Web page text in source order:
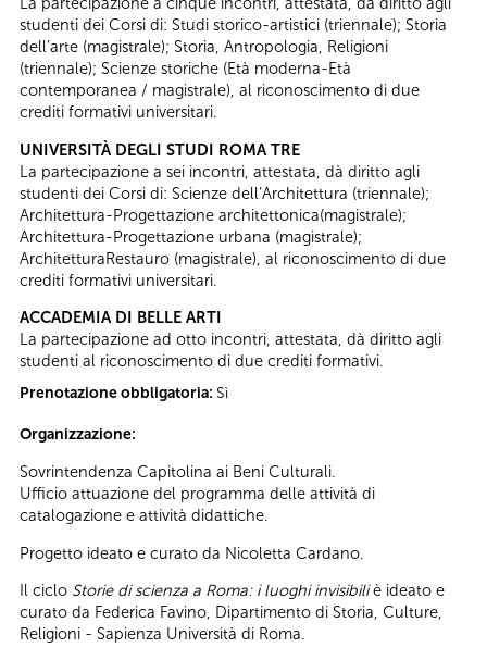
studenti dei Corsi di: Studi storico-artistici (triennale); Storia
dell’arte (magistrale); Storia, Antropologia, Religioni
(triennale); Scienze storiche (Età moderna-Età
contemporanea / magistrale), al riconoscimento di due
crediti formativi universitari.
UNIVERSITÀ DEGLI STUDI ROMA TRE
La partecipazione a sei incontri, attestata, dà diritto agli
studenti dei Corsi di: Scienze dell’Architettura (triennale);
Architettura-Progettazione architettonica(magistrale);
Architettura-Progettazione urbana (magistrale);
ArchitetturaRestauro (magistrale), al riconoscimento di due
crediti formativi universitari.
ACCADEMIA DI BELLE ARTI
La partecipazione ad otto incontri, attestata, dà diritto agli
studenti al riconoscimento di due crediti formativi.
Prenotazione obbligatoria: Sì
Organizzazione:
Sovrintendenza Capitolina ai Beni Culturali.
Ufficio attuazione del programma delle attività di
catalogazione e attività didattiche.
Progetto ideato e curato da Nicoletta Cardano.
Il ciclo Storie di scienza a Roma: i luoghi invisibiliè ideato e
curato da Federica Favino, Dipartimento di Storia, Culture,
Religioni - Sapienza Università di Roma.